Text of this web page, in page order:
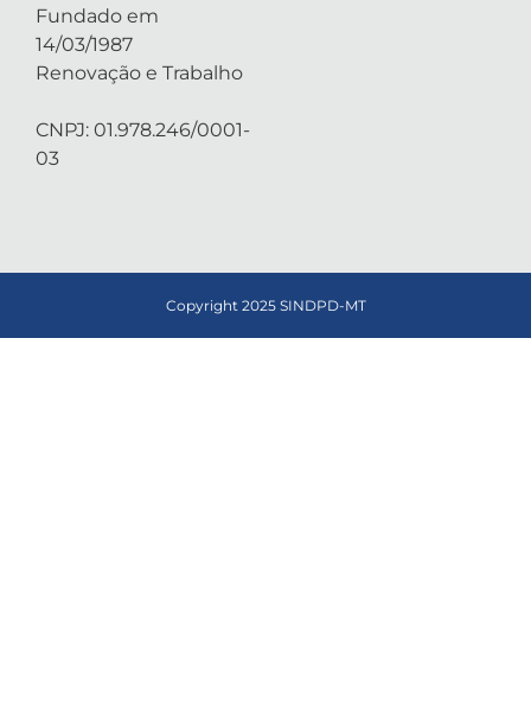
Fundado em
14/03/1987
Renovação e Trabalho
CNPJ: 01.978.246/0001-
03
Copyright 2025 SINDPD-MT